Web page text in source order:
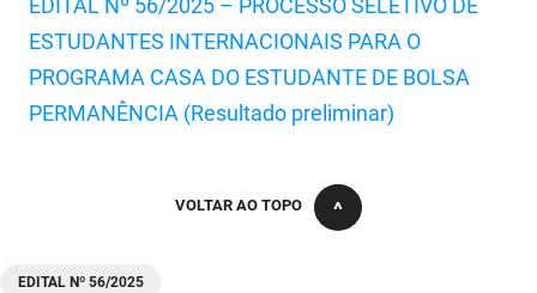
SUDEMA
EDITAL Nº 56/2025 – PROCESSO SELETIVO DE
ESTUDANTES INTERNACIONAIS PARA O
PROGRAMA CASA DO ESTUDANTE DE BOLSA
PERMANÊNCIA (Resultado preliminar)
VOLTAR AO TOPO
EDITAL Nº 56/2025